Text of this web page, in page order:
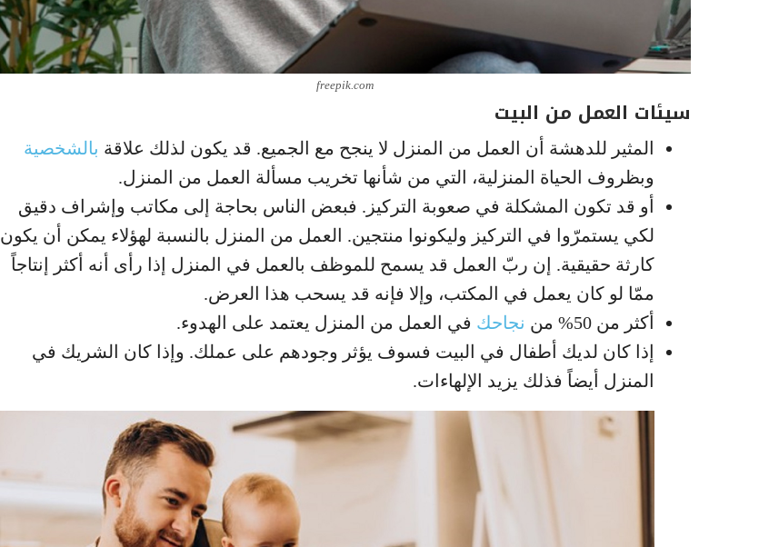
freepik.com
سيئات العمل من البيت
المثير للدهشة أن العمل من المنزل لا ينجح مع الجميع. قد يكون لذلك علاقة بالشخصية
وبظروف الحياة المنزلية، التي من شأنها تخريب مسألة العمل من المنزل.
أو قد تكون المشكلة في صعوبة التركيز. فبعض الناس بحاجة إلى مكاتب وإشراف دقيق
لكي يستمرّوا في التركيز وليكونوا منتجين. العمل من المنزل بالنسبة لهؤلاء يمكن أن يكون
كارثة حقيقية. إن ربّ العمل قد يسمح للموظف بالعمل في المنزل إذا رأى أنه أكثر إنتاجاً
ممّا لو كان يعمل في المكتب، وإلا فإنه قد يسحب هذا العرض.
أكثر من 50% من
نجاحك في العمل من المنزل يعتمد على الهدوء.
إذا كان لديك أطفال في البيت فسوف يؤثر وجودهم على عملك. وإذا كان الشريك في
المنزل أيضاً فذلك يزيد الإلهاءات.